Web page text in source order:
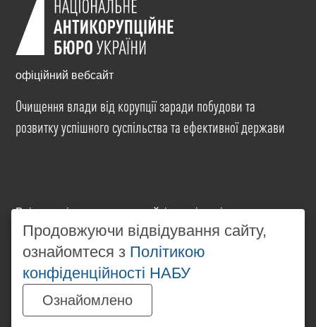
офіційний вебсайт
Очищення влади від корупції заради побудови та
розвитку успішного суспільства та ефективної держави
Всі матеріали на цьому сайті розміщені на умовах
ліцензіїCreative Commons Attribution-NonCommercial-
NoDerivatives 4.0 International. Використання будь-
яких матеріалів, розміщених на сайті, дозволяється
за умови посилання наwww.nabu.gov.ua
незалежності від повного або часткового
використання матеріалів.
Продовжуючи відвідування сайту,
ознайомтеся з Політикою
конфіденційності НАБУ
Ознайомлено